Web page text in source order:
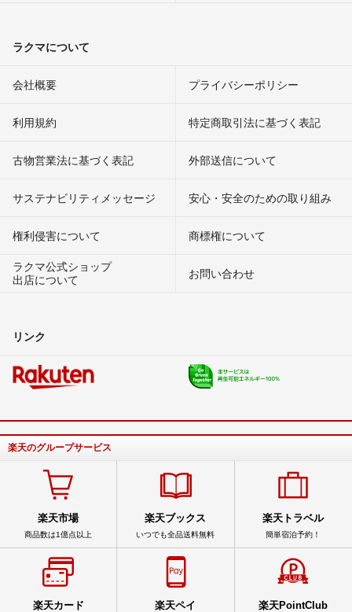
ラクマについて
会社概要 プライバシーポリシー
利用規約 特定商取引法に基づく表記
古物営業法に基づく表記 外部送信について
サステナビリティメッセージ 安心・安全のための取り組み
権利侵害について
商標権について
ラクマ公式ショップ
出店について
お問い合わせ
リンク
楽天のグループサービス
楽天市場
商品数は1億点以上
楽天ブックス
いつでも全品送料無料
楽天トラベル
簡単宿泊予約！
楽天カード 楽天ペイ 楽天PointClub